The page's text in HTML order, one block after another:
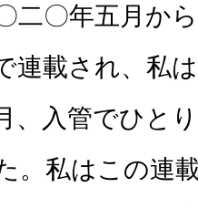
二〇年五月か
連載され、私
、入管でひと
。私はこの連